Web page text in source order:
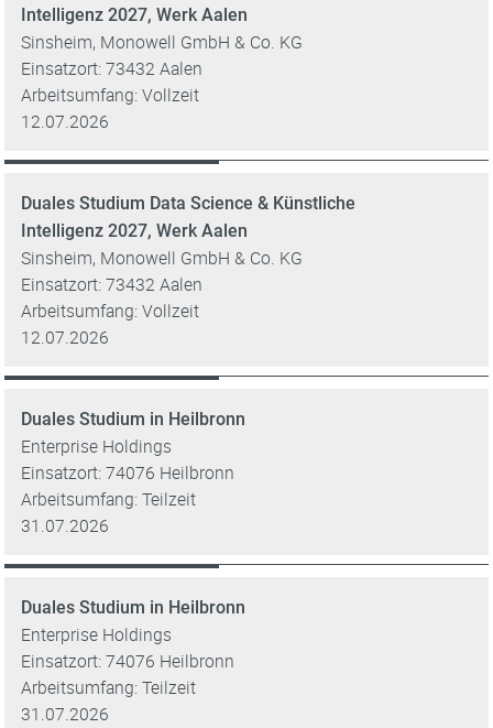
Intelligenz 2027, Werk Aalen
Sinsheim, Monowell GmbH & Co. KG
Einsatzort: 73432 Aalen
Arbeitsumfang: Vollzeit
12.07.2026
Duales Studium Data Science & Künstliche
Intelligenz 2027, Werk Aalen
Sinsheim, Monowell GmbH & Co. KG
Einsatzort: 73432 Aalen
Arbeitsumfang: Vollzeit
12.07.2026
Duales Studium in Heilbronn
Enterprise Holdings
Einsatzort: 74076 Heilbronn
Arbeitsumfang: Teilzeit
31.07.2026
Duales Studium in Heilbronn
Enterprise Holdings
Einsatzort: 74076 Heilbronn
Arbeitsumfang: Teilzeit
31.07.2026